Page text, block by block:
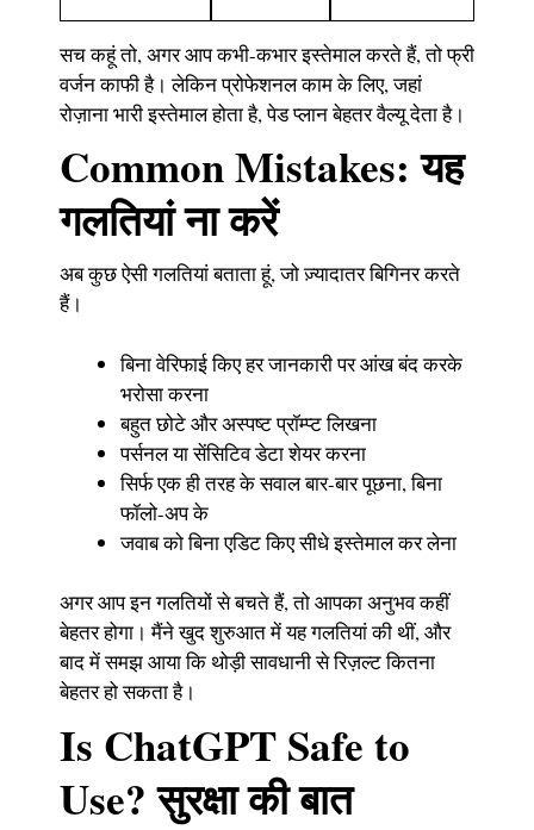
सच कहूं तो, अगर आप कभी-कभार इस्तेमाल करते हैं, तो फ्री
वर्जन काफी है। लेकिन प्रोफेशनल काम के लिए, जहां
रोज़ाना भारी इस्तेमाल होता है, पेड प्लान बेहतर वैल्यू देता है।
Common Mistakes: यह
गलतियां ना करें
अब कुछ ऐसी गलतियां बताता हूं, जो ज़्यादातर बिगिनर करते
हैं।
बिना वेरिफाई किए हर जानकारी पर आंख बंद करके
भरोसा करना
बहुत छोटे और अस्पष्ट प्रॉम्प्ट लिखना
पर्सनल या सेंसिटिव डेटा शेयर करना
सिर्फ एक ही तरह के सवाल बार-बार पूछना, बिना
फॉलो-अप के
जवाब को बिना एडिट किए सीधे इस्तेमाल कर लेना
अगर आप इन गलतियों से बचते हैं, तो आपका अनुभव कहीं
बेहतर होगा। मैंने खुद शुरुआत में यह गलतियां की थीं, और
बाद में समझ आया कि थोड़ी सावधानी से रिज़ल्ट कितना
बेहतर हो सकता है।
Is ChatGPT Safe to
Use? सुरक्षा की बात